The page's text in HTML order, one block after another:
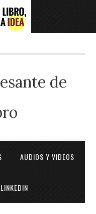
de
AUDIOS Y VIDEOS
LINKEDIN